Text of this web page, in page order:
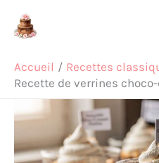
Accueil
Recettes
Recette de verrines
Rechercher